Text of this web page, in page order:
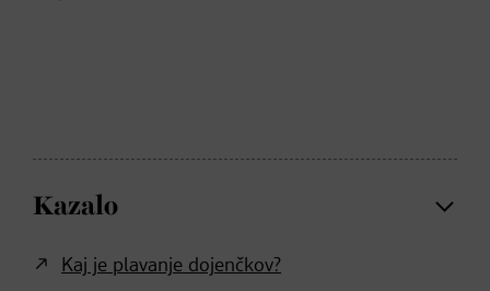
Kazalo
Kaj je plavanje dojenčkov?